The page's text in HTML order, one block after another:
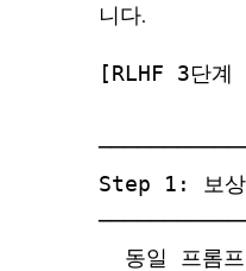
니다.
[RLHF 3단계
Step 1: 보상
동일 프롬